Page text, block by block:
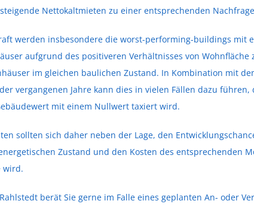
Nettokaltmieten zu einer entsprechenden
werden insbesondere die worst-performing-buildings mit
aufgrund des positiveren Verhältnisses von
im gleichen baulichen Zustand. In Kombination mit
vergangenen Jahre kann dies in vielen Fällen dazu
mit einem Nullwert taxiert wird.
sollten sich daher neben der Lage, den
Zustand und den Kosten des entsprechenden
wird.
berät Sie gerne im Falle eines geplanten An- oder